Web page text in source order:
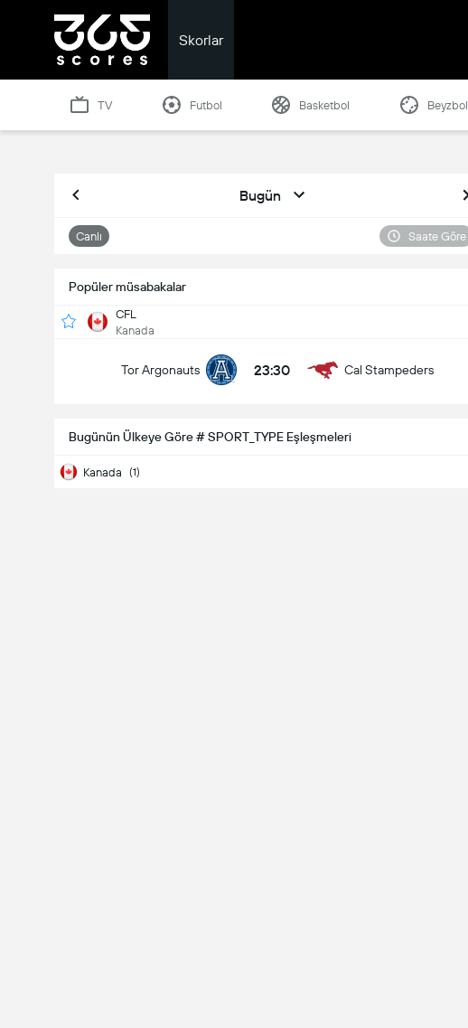
Skorlar
TV Futbol Basketbol Beyzbol
Bugün
Canlı Saate Göre
Popüler müsabakalar
CFL
Kanada
Tor Argonauts 23:30 Cal Stampeders
Bugünün Ülkeye Göre # SPORT_TYPE Eşleşmeleri
Kanada (1)